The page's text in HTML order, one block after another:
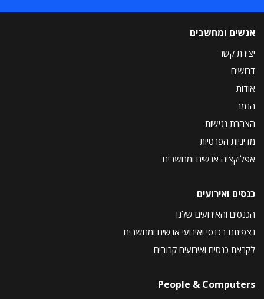
אנשים ומחשבים
יצירת קשר
דרושים
אודות
הנמר
הצהרת נגישות
מדיניות הפרטיות
אפליקציה אנשים ומחשבים
כנסים ואירועים
הכנסים והאירועים שלנו
נצפיתם בכנסי ואירועי אנשים ומחשבים
לקראת כנסים ואירועים קרובים
People & Computers